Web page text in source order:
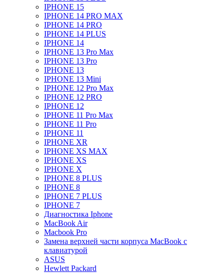
IPHONE 15
IPHONE 14 PRO MAX
IPHONE 14 PRO
IPHONE 14 PLUS
IPHONE 14
IPHONE 13 Pro Max
IPHONE 13 Pro
IPHONE 13
IPHONE 13 Mini
IPHONE 12 Pro Max
IPHONE 12 PRO
IPHONE 12
IPHONE 11 Pro Max
IPHONE 11 Pro
IPHONE 11
IPHONE XR
IPHONE XS MAX
IPHONE XS
IPHONE X
IPHONE 8 PLUS
IPHONE 8
IPHONE 7 PLUS
IPHONE 7
Диагностика Iphone
MacBook Air
Macbook Pro
Замена верхней части корпуса MacBook с
клавиатурой
ASUS
Hewlett Packard